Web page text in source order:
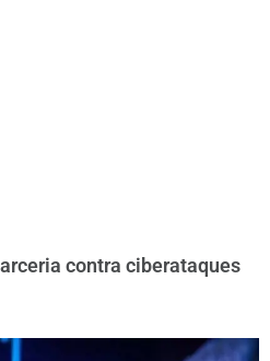
contra ciberataques